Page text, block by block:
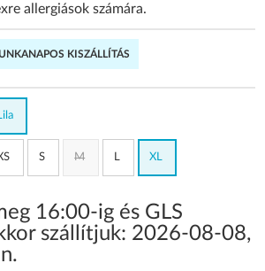
allergiások számára.
KISZÁLLÍTÁS
S M L XL
16:00-ig és GLS
szállítjuk: 2026-08-08,
.